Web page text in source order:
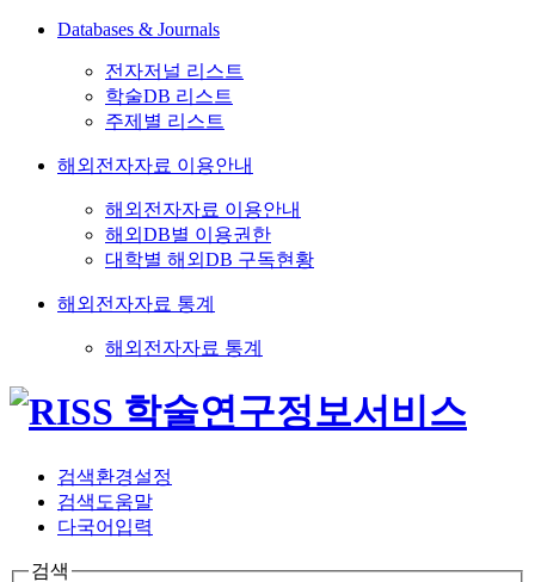
Databases & Journals
전자저널 리스트
학술DB 리스트
주제별 리스트
해외전자자료 이용안내
해외전자자료 이용안내
해외DB별 이용권한
대학별 해외DB 구독현황
해외전자자료 통계
해외전자자료 통계
검색환경설정
검색도움말
다국어입력
검색